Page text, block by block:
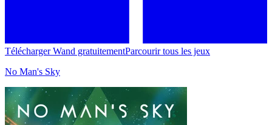
Télécharger Wand gratuitementParcourir tous les jeux
No Man's Sky